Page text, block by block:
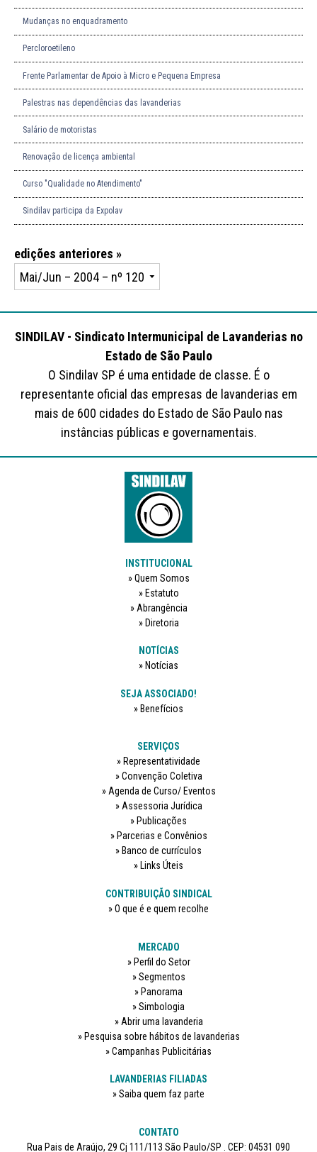
Mudanças no enquadramento
Percloroetileno
Frente Parlamentar de Apoio à Micro e Pequena Empresa
Palestras nas dependências das lavanderias
Salário de motoristas
Renovação de licença ambiental
Curso "Qualidade no Atendimento"
Sindilav participa da Expolav
edições anteriores »
SINDILAV - Sindicato Intermunicipal de Lavanderias no
Estado de São Paulo
O Sindilav SP é uma entidade de classe. É o
representante oficial das empresas de lavanderias em
mais de 600 cidades do Estado de São Paulo nas
instâncias públicas e governamentais.
INSTITUCIONAL
Quem Somos
Estatuto
Abrangência
Diretoria
NOTÍCIAS
Notícias
SEJA ASSOCIADO!
Benefícios
SERVIÇOS
Representatividade
Convenção Coletiva
Agenda de Curso/ Eventos
Assessoria Jurídica
Publicações
Parcerias e Convênios
Banco de currículos
Links Úteis
CONTRIBUIÇÃO SINDICAL
O que é e quem recolhe
MERCADO
Perfil do Setor
Segmentos
Panorama
Simbologia
Abrir uma lavanderia
Pesquisa sobre hábitos de lavanderias
Campanhas Publicitárias
LAVANDERIAS FILIADAS
Saiba quem faz parte
CONTATO
Rua Pais de Araújo, 29 Cj 111/113 São Paulo/SP . CEP: 04531 090